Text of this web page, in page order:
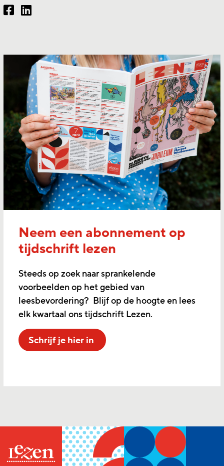
Neem een abonnement op
tijdschrift lezen
Steeds op zoek naar sprankelende
voorbeelden op het gebied van
leesbevordering? Blijf op de hoogte en lees
elk kwartaal ons tijdschrift Lezen.
Schrijf je hier in